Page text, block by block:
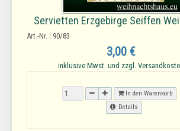
Servietten Erzgebirge Seiffen
Art.-Nr. : 90/83
3,00 €
inklusive Mwst. und zzgl.
In den Warenkorb
Details